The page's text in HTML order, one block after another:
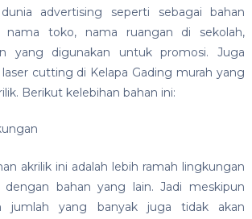
advertising seperti sebagai bahan
nama toko, nama ruangan di sekolah,
yang digunakan untuk promosi. Juga
laser cutting di Kelapa Gading murah yang
Berikut kelebihan bahan ini:
akrilik ini adalah lebih ramah lingkungan
dengan bahan yang lain. Jadi meskipun
jumlah yang banyak juga tidak akan